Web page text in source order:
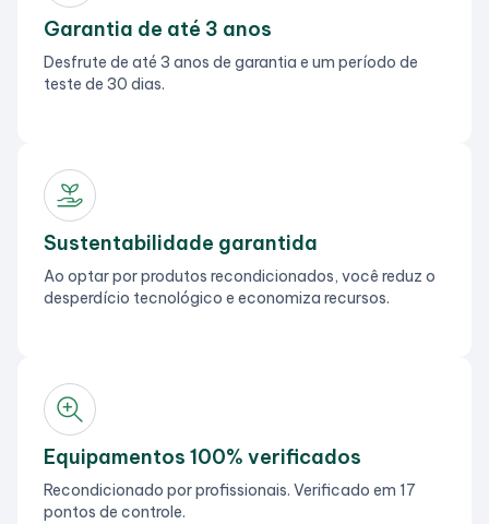
Garantia de até 3 anos
Desfrute de até 3 anos de garantia e um período de
teste de 30 dias.
Sustentabilidade garantida
Ao optar por produtos recondicionados, você reduz o
desperdício tecnológico e economiza recursos.
Equipamentos 100% verificados
Recondicionado por profissionais. Verificado em 17
pontos de controle.